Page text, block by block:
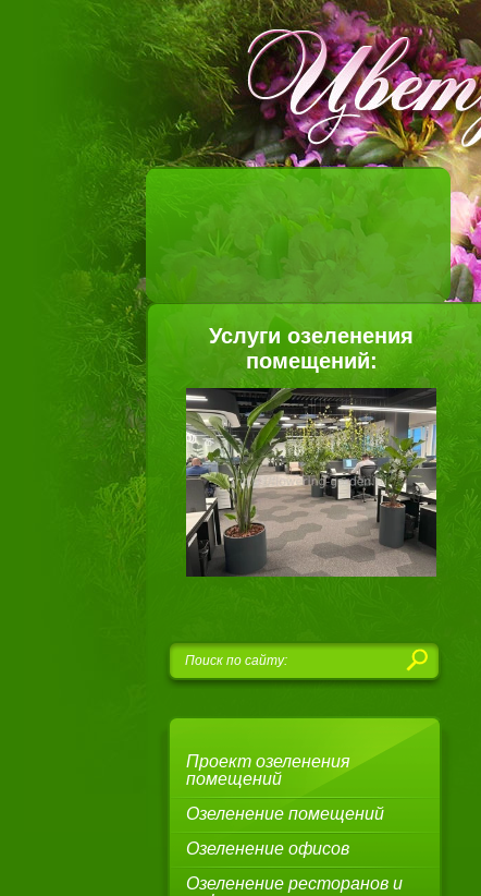
Услуги озеленения
помещений:
Проект озеленения
помещений
Озеленение помещений
Озеленение офисов
Озеленение ресторанов и